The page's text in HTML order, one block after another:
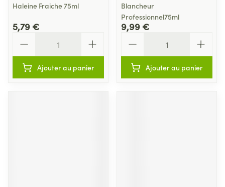
Haleine Fraiche 75ml
5,79 €
Ajouter au panier
Blancheur
Professionnel75ml
9,99 €
Ajouter au panier